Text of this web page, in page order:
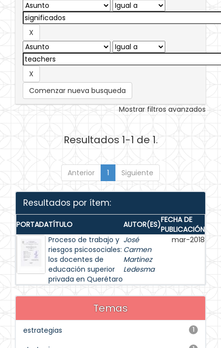
Comenzar nueva busqueda
Mostrar filtros avanzados
Resultados 1-1 de 1.
Anterior 1 Siguiente
Resultados por ítem:
PORTADATÍTULO AUTOR(ES)FECHA DE
PUBLICACIÓN
Proceso de trabajo y
riesgos psicosociales:
los docentes de
educación superior
privada en Querétaro
José
Carmen
Martinez
Ledesma
mar-2018
Temas
1
estrategias